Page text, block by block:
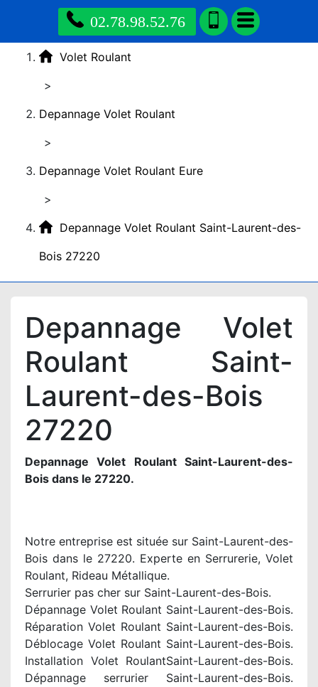
02.78.98.52.76
Volet Roulant
>
Depannage Volet Roulant
>
Depannage Volet Roulant Eure
>
Depannage Volet Roulant Saint-Laurent-des-
Bois 27220
Depannage Volet
Roulant Saint-
Laurent-des-Bois
27220
Depannage Volet Roulant Saint-Laurent-des-
Bois dans le 27220.
Notre entreprise est située sur Saint-Laurent-des-
Bois dans le 27220. Experte en Serrurerie, Volet
Roulant, Rideau Métallique.
Serrurier pas cher sur Saint-Laurent-des-Bois.
Dépannage Volet Roulant Saint-Laurent-des-Bois.
Réparation Volet Roulant Saint-Laurent-des-Bois.
Déblocage Volet Roulant Saint-Laurent-des-Bois.
Installation Volet RoulantSaint-Laurent-des-Bois.
Dépannage serrurier Saint-Laurent-des-Bois.